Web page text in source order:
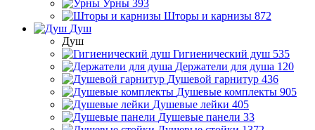
Урны 393
Шторы и карнизы 872
Душ
Душ
Гигиенический душ 535
Держатели для душа 120
Душевой гарнитур 436
Душевые комплекты 905
Душевые лейки 405
Душевые панели 33